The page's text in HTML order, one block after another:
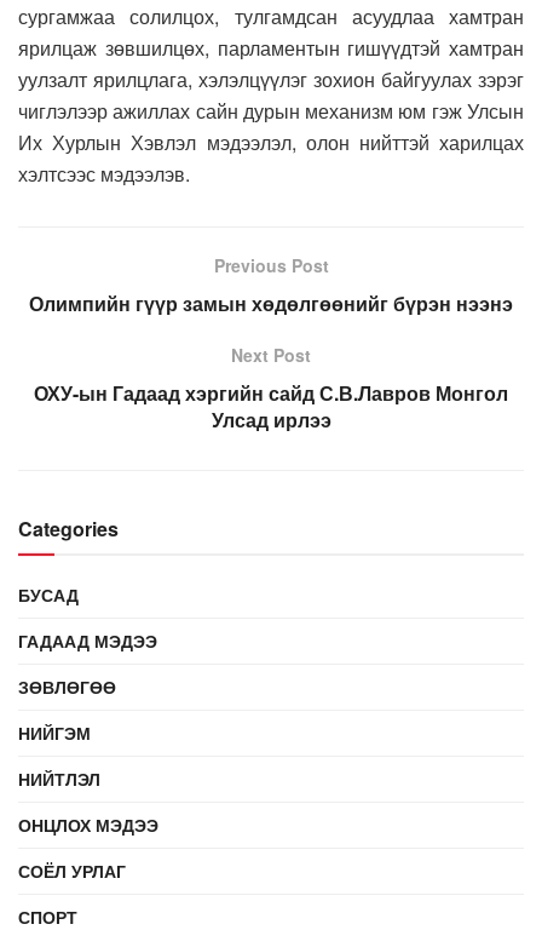
сургамжаа солилцох, тулгамдсан асуудлаа хамтран
ярилцаж зөвшилцөх, парламентын гишүүдтэй хамтран
уулзалт ярилцлага, хэлэлцүүлэг зохион байгуулах зэрэг
чиглэлээр ажиллах сайн дурын механизм юм гэж Улсын
Их Хурлын Хэвлэл мэдээлэл, олон нийттэй харилцах
хэлтсээс мэдээлэв.
Previous Post
Олимпийн гүүр замын хөдөлгөөнийг бүрэн нээнэ
Next Post
ОХУ-ын Гадаад хэргийн сайд С.В.Лавров Монгол
Улсад ирлээ
Categories
БУСАД
ГАДААД МЭДЭЭ
ЗӨВЛӨГӨӨ
НИЙГЭМ
НИЙТЛЭЛ
ОНЦЛОХ МЭДЭЭ
СОЁЛ УРЛАГ
СПОРТ